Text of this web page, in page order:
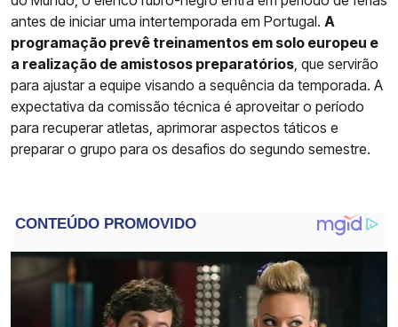
antes de iniciar uma intertemporada em Portugal. A
programação prevê treinamentos em solo europeu e
a realização de amistosos preparatórios , que servirão
para ajustar a equipe visando a sequência da temporada. A
expectativa da comissão técnica é aproveitar o período
para recuperar atletas, aprimorar aspectos táticos e
preparar o grupo para os desafios do segundo semestre.